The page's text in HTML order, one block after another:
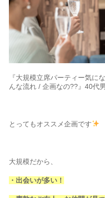
『大規模立席パーティー気に
んな流れ / 企画なの??』40代
とってもオススメ企画です
大規模だから、
・出会いが多い！